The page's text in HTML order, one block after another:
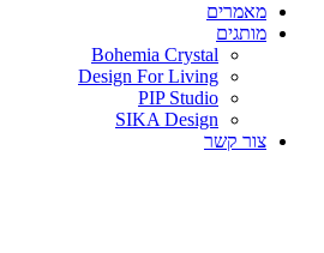
מאמרים
מותגים
Bohemia Crystal
Design For Living
PIP Studio
SIKA Design
צור קשר